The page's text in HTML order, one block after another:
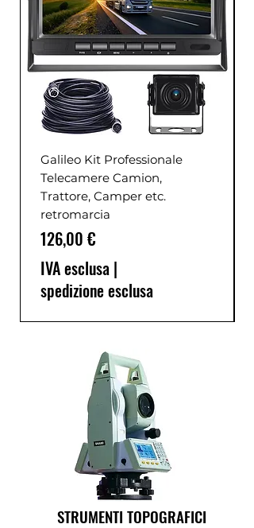
Galileo Kit Professionale
Telecamere Camion,
Trattore, Camper etc.
retromarcia
Prezzo
126,00 €
IVA esclusa |
spedizione esclusa
STRUMENTI TOPOGRAFICI